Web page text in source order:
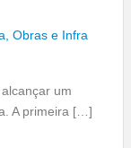
Obras e Infra
um
A primeira […]